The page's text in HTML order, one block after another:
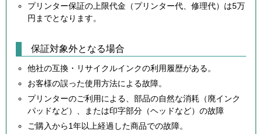
プリンター保証の上限代金（プリンター代、修理代）は5万
円までとなります。
保証対象外となる場合
他社の互換・リサイクルインクの利用履歴がある。
お客様の誤った使用方法による故障。
プリンターのご利用による、部品の自然な消耗（廃インク
パッドなど）、または印字部分（ヘッドなど）の故障
ご購入から1年以上経過した商品での故障。